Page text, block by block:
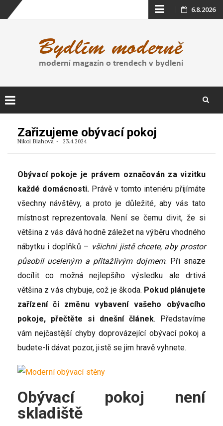
Skip
content
6.8.2026
content
Zařizujeme obývací pokoj
Nikol Blahova 23.4.2024
Obývací pokoje je právem označován za vizitku
každé domácnosti. Právě v tomto interiéru přijímáte
všechny návštěvy, a proto je důležité, aby vás tato
místnost reprezentovala. Není se čemu divit, že si
většina z vás dává hodně záležet na výběru vhodného
nábytku i doplňků – všichni jistě chcete, aby prostor
působil uceleným a přitažlivým dojmem. Při snaze
docílit co možná nejlepšího výsledku ale drtivá
většina z vás chybuje, což je škoda. Pokud plánujete
zařízení či změnu vybavení vašeho obývacího
pokoje, přečtěte si dnešní článek. Představíme
vám nejčastější chyby doprovázející obývací pokoj a
budete-li dávat pozor, jistě se jim hravě vyhnete.
Obývací pokoj není
skladiště